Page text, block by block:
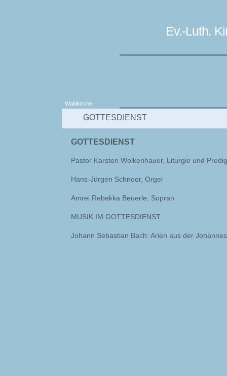
Ev.-Luth.
Waldkirche
GOTTESDIENST
GOTTESDIENST
Pastor Karsten Wolkenhauer, Liturgie und
Hans-Jürgen Schnoor, Orgel
Amrei Rebekka Beuerle, Sopran
MUSIK IM GOTTESDIENST
Johann Sebastian Bach: Arien aus der